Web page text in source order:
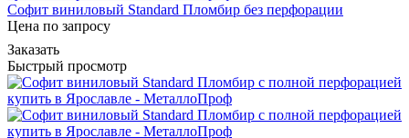
Софит виниловый Standard Пломбир без перфорации
Цена по запросу
Заказать
Быстрый просмотр